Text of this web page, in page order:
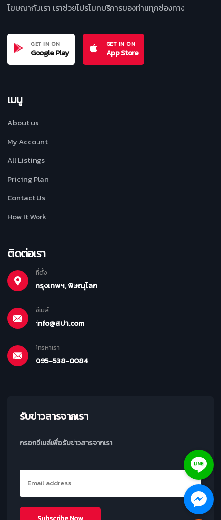
โฆษณากับเรา เราช่วยโปรโมทบริการของท่านทุกช่องทาง
GET IN ON
Google Play
GET IN ON
App Store
เมนู
About us
My Account
All Listings
Pricing Plan
Contact Us
How It Work
ติดต่อเรา
ที่ตั้ง
กรุงเทพฯ, พิษณุโลก
อีเมล์
info@สปา.com
โทรหาเรา
095-538-0084
รับข่าวสารจากเรา
กรอกอีเมล์เพื่อรับข่าวสารจากเรา